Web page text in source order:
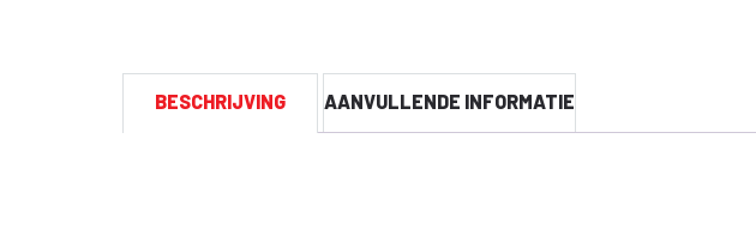
BESCHRIJVING AANVULLENDE INFORMATIE